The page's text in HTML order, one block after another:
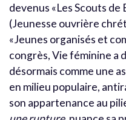
devenus «Les Scouts de
(Jeunesse ouvrière
«Jeunes organisés et
congrès, Vie féminine a
désormais comme une
en milieu populaire,
son appartenance au